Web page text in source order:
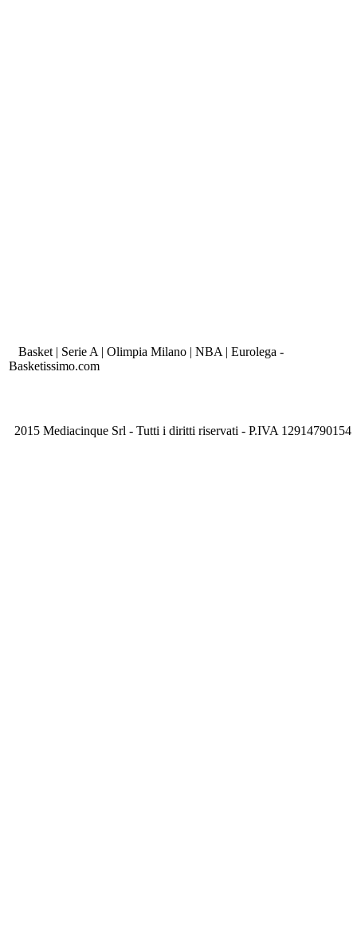
Basket | Serie A | Olimpia Milano | NBA | Eurolega -
Basketissimo.com
2015 Mediacinque Srl - Tutti i diritti riservati - P.IVA 12914790154